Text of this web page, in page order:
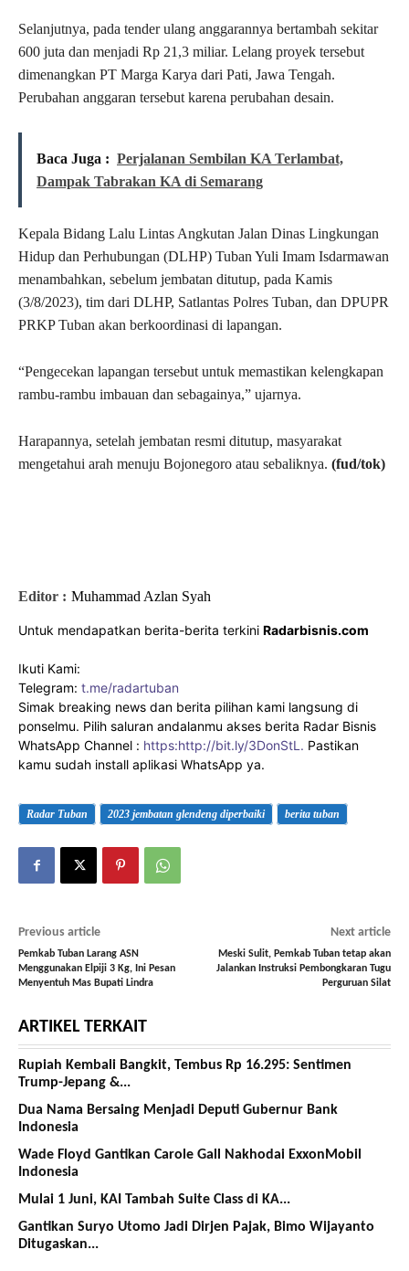
Selanjutnya, pada tender ulang anggarannya bertambah sekitar
600 juta dan menjadi Rp 21,3 miliar. Lelang proyek tersebut
dimenangkan PT Marga Karya dari Pati, Jawa Tengah.
Perubahan anggaran tersebut karena perubahan desain.
Baca Juga : Perjalanan Sembilan KA Terlambat,
Dampak Tabrakan KA di Semarang
Kepala Bidang Lalu Lintas Angkutan Jalan Dinas Lingkungan
Hidup dan Perhubungan (DLHP) Tuban Yuli Imam Isdarmawan
menambahkan, sebelum jembatan ditutup, pada Kamis
(3/8/2023), tim dari DLHP, Satlantas Polres Tuban, dan DPUPR
PRKP Tuban akan berkoordinasi di lapangan.
“Pengecekan lapangan tersebut untuk memastikan kelengkapan
rambu-rambu imbauan dan sebagainya,” ujarnya.
Harapannya, setelah jembatan resmi ditutup, masyarakat
mengetahui arah menuju Bojonegoro atau sebaliknya. (fud/tok)
Editor : Muhammad Azlan Syah
Untuk mendapatkan berita-berita terkini Radarbisnis.com
Ikuti Kami:
Telegram: t.me/radartuban
Simak breaking news dan berita pilihan kami langsung di
ponselmu. Pilih saluran andalanmu akses berita Radar Bisnis
WhatsApp Channel : https:http://bit.ly/3DonStL. Pastikan
kamu sudah install aplikasi WhatsApp ya.
Radar Tuban 2023 jembatan glendeng diperbaiki berita tuban
Previous article
Pemkab Tuban Larang ASN
Menggunakan Elpiji 3 Kg, Ini Pesan
Menyentuh Mas Bupati Lindra
Next article
Meski Sulit, Pemkab Tuban tetap akan
Jalankan Instruksi Pembongkaran Tugu
Perguruan Silat
ARTIKEL TERKAIT
Rupiah Kembali Bangkit, Tembus Rp 16.295: Sentimen
Trump-Jepang &...
Dua Nama Bersaing Menjadi Deputi Gubernur Bank
Indonesia
Wade Floyd Gantikan Carole Gall Nakhodai ExxonMobil
Indonesia
Mulai 1 Juni, KAI Tambah Suite Class di KA...
Gantikan Suryo Utomo Jadi Dirjen Pajak, Bimo Wijayanto
Ditugaskan...